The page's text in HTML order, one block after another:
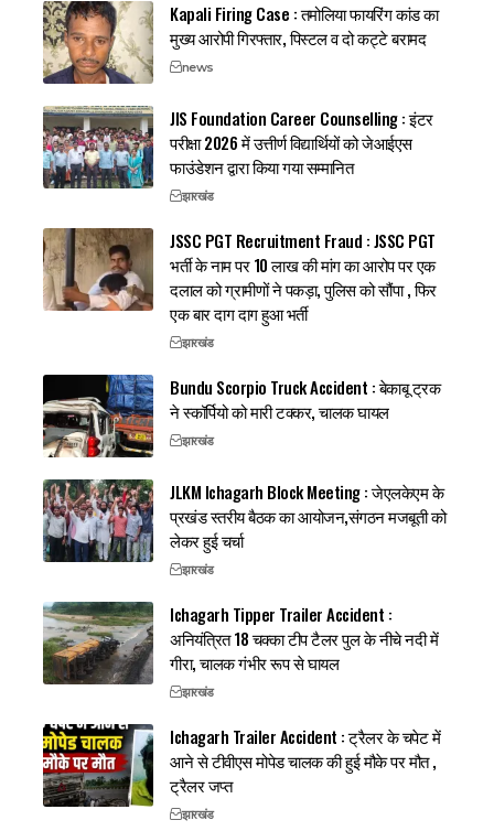
Kapali Firing Case : तमोलिया फायरिंग कांड का
मुख्य आरोपी गिरफ्तार, पिस्टल व दो कट्टे बरामद
news
JIS Foundation Career Counselling : इंटर
परीक्षा 2026 में उत्तीर्ण विद्यार्थियों को जेआईएस
फाउंडेशन द्वारा किया गया सम्मानित
झारखंड
JSSC PGT Recruitment Fraud : JSSC PGT
भर्ती के नाम पर 10 लाख की मांग का आरोप पर एक
दलाल को ग्रामीणों ने पकड़ा, पुलिस को सौंपा , फिर
एक बार दाग दाग हुआ भर्ती
झारखंड
Bundu Scorpio Truck Accident : बेकाबू ट्रक
ने स्कॉर्पियो को मारी टक्कर, चालक घायल
झारखंड
JLKM Ichagarh Block Meeting : जेएलकेएम के
प्रखंड स्तरीय बैठक का आयोजन,संगठन मजबूती को
लेकर हुई चर्चा
झारखंड
Ichagarh Tipper Trailer Accident :
अनियंत्रित 18 चक्का टीप टैलर पुल के नीचे नदी में
गीरा, चालक गंभीर रूप से घायल
झारखंड
Ichagarh Trailer Accident : ट्रैलर के चपेट में
आने से टीवीएस मोपेड चालक की हुई मौके पर मौत ,
ट्रैलर जप्त
झारखंड